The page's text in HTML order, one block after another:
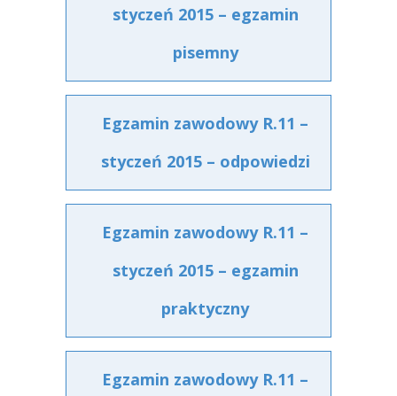
styczeń 2015 – egzamin
pisemny
Egzamin zawodowy R.11 –
styczeń 2015 – odpowiedzi
Egzamin zawodowy R.11 –
styczeń 2015 – egzamin
praktyczny
Egzamin zawodowy R.11 –